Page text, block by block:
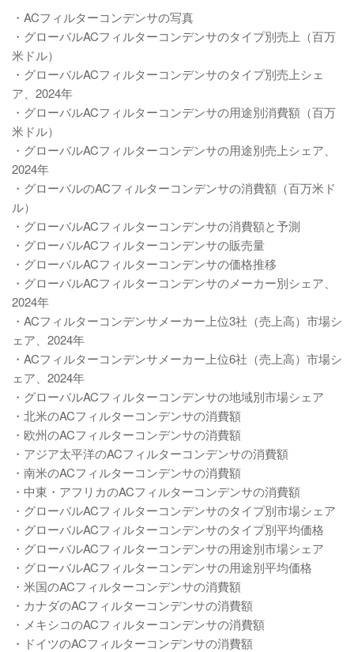
・ACフィルターコンデンサの写真
・グローバルACフィルターコンデンサのタイプ別売上（百万
米ドル）
・グローバルACフィルターコンデンサのタイプ別売上シェ
ア、2024年
・グローバルACフィルターコンデンサの用途別消費額（百万
米ドル）
・グローバルACフィルターコンデンサの用途別売上シェア、
2024年
・グローバルのACフィルターコンデンサの消費額（百万米ド
ル）
・グローバルACフィルターコンデンサの消費額と予測
・グローバルACフィルターコンデンサの販売量
・グローバルACフィルターコンデンサの価格推移
・グローバルACフィルターコンデンサのメーカー別シェア、
2024年
・ACフィルターコンデンサメーカー上位3社（売上高）市場シ
ェア、2024年
・ACフィルターコンデンサメーカー上位6社（売上高）市場シ
ェア、2024年
・グローバルACフィルターコンデンサの地域別市場シェア
・北米のACフィルターコンデンサの消費額
・欧州のACフィルターコンデンサの消費額
・アジア太平洋のACフィルターコンデンサの消費額
・南米のACフィルターコンデンサの消費額
・中東・アフリカのACフィルターコンデンサの消費額
・グローバルACフィルターコンデンサのタイプ別市場シェア
・グローバルACフィルターコンデンサのタイプ別平均価格
・グローバルACフィルターコンデンサの用途別市場シェア
・グローバルACフィルターコンデンサの用途別平均価格
・米国のACフィルターコンデンサの消費額
・カナダのACフィルターコンデンサの消費額
・メキシコのACフィルターコンデンサの消費額
・ドイツのACフィルターコンデンサの消費額